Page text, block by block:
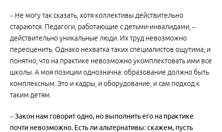
– Не могу так сказать, хотя коллективы действительно
стараются. Педагоги, работающие с детьми-инвалидами, –
действительно уникальные люди. Их труд невозможно
переоценить. Однако нехватка таких специалистов ощутима, и
понятно, что на практике невозможно укомплектовать ими все
школы. А моя позиции однозначна: образование должно быть
комплексным. Это и кадры, и оборудование, и сам подход к
таким детям.
– Закон нам говорит одно, но выполнить его на практике
почти невозможно. Есть ли альтернативы: скажем, пусть